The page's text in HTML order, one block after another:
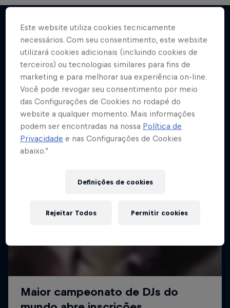
Mais
Austrália
Rap puro, sem firulas.
MÚSICA
Os momentos e mentes que definem a música
moderna
1 Temporada · 1 Episódio
Este website utiliza cookies tecnicamente
necessários. Com seu consentimento, este website
utilizará cookies adicionais (incluindo cookies de
terceiros) ou tecnologias similares para fins de
marketing e para melhorar sua experiência on-line.
Você pode revogar seu consentimento por meio
das Configurações de Cookies no rodapé do
website a qualquer momento. Mais informações
podem ser encontradas na nossa Política de
Privacidade e nas Configurações de Cookies
abaixo.”
Definições de cookies
Rejeitar Todos Permitir cookies